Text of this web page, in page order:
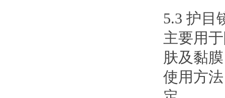
5.3 护目
主要用
肤及黏
使用方